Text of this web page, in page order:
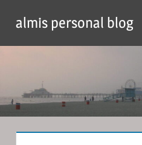
content
almis personal blog